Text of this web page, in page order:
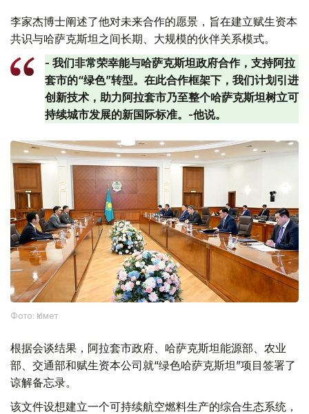
李家杰博士阐述了他对未来合作的愿景，旨在建立赋生资本
共识与哈萨克斯坦之间长期、大规模的伙伴关系模式。
- 我们非常荣幸能与哈萨克斯坦政府合作，支持阿拉
套市的“绿色”转型。在此合作框架下，我们计划引进
创新技术，助力阿拉套市乃至整个哈萨克斯坦树立可
持续城市发展的新国际标准。-他说。
Фото: Үкімет
根据会谈结果，阿拉套市政府、哈萨克斯坦能源部、农业
部、交通部和赋生资本公司就“绿色哈萨克斯坦”项目签署了
谅解备忘录。
该文件设想建立一个可持续航空燃料生产的综合生态系统，